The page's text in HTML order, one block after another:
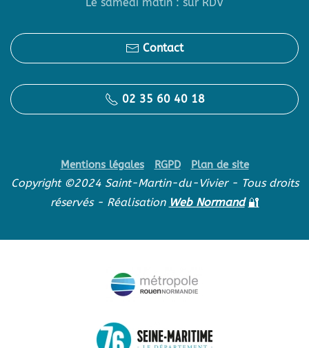
Contact
02 35 60 40 18
Mentions légales RGPD Plan de site
Copyright ©2024 Saint-Martin-du-Vivier - Tous droits
réservés - Réalisation Web Normand 🔐